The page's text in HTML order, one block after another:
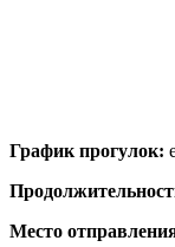
График прогулок:
Место